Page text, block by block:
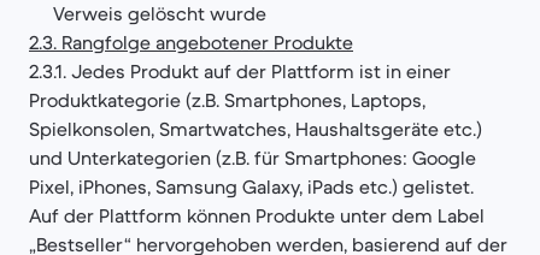
Verweis gelöscht wurde
2.3. Rangfolge angebotener Produkte
2.3.1. Jedes Produkt auf der Plattform ist in einer
Produktkategorie (z.B. Smartphones, Laptops,
Spielkonsolen, Smartwatches, Haushaltsgeräte etc.)
und Unterkategorien (z.B. für Smartphones: Google
Pixel, iPhones, Samsung Galaxy, iPads etc.) gelistet.
Auf der Plattform können Produkte unter dem Label
„Bestseller“ hervorgehoben werden, basierend auf der